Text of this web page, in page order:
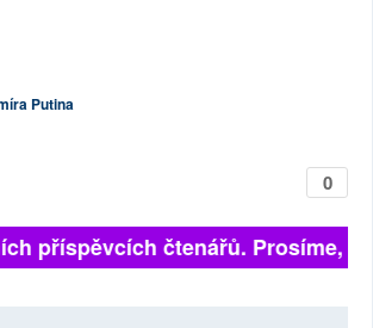
Putina
0
příspěvcích čtenářů. Prosíme,